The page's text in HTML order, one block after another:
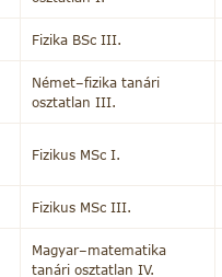
Fizika BSc III.
Német–fizika tanári
osztatlan III.
Fizikus MSc I.
Fizikus MSc III.
Magyar–matematika
tanári osztatlan IV.